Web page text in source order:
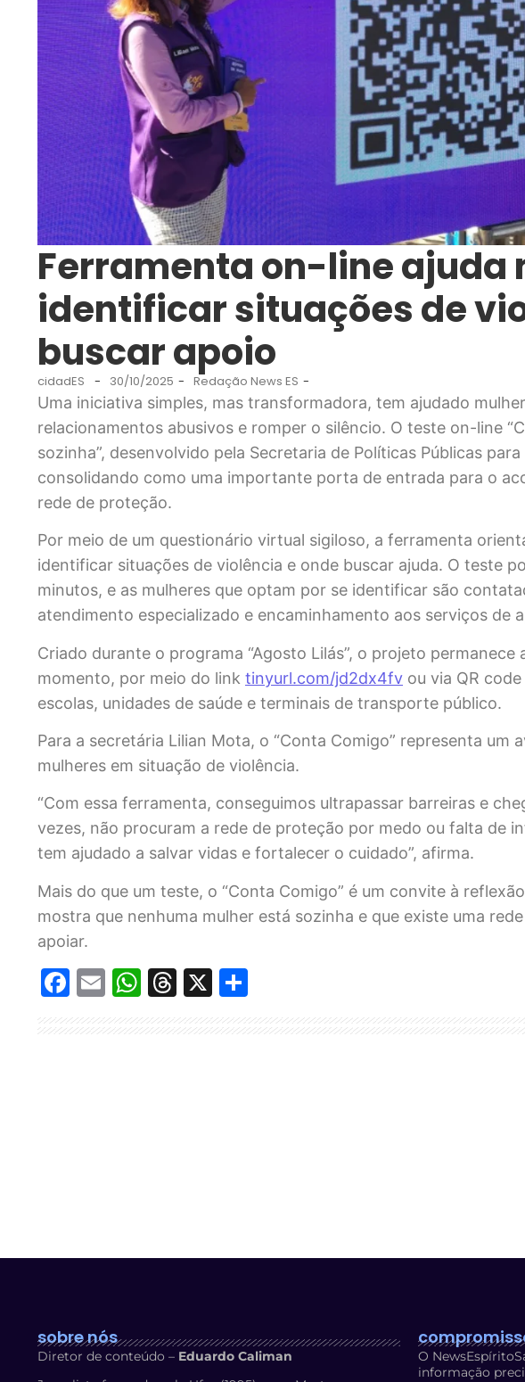
Ferramenta on-line ajuda
identificar situações de
buscar apoio
cidadES - 30/10/2025 - Redação News ES -
Uma iniciativa simples, mas transformadora, tem ajudado
relacionamentos abusivos e romper o silêncio. O teste on-line
sozinha”, desenvolvido pela Secretaria de Políticas Públicas
consolidando como uma importante porta de entrada para o
rede de proteção.
Por meio de um questionário virtual sigiloso, a ferramenta
identificar situações de violência e onde buscar ajuda. O teste
minutos, e as mulheres que optam por se identificar são
atendimento especializado e encaminhamento aos serviços de
Criado durante o programa “Agosto Lilás”, o projeto permanece
momento, por meio do link tinyurl.com/jd2dx4fv ou via QR
escolas, unidades de saúde e terminais de transporte público.
Para a secretária Lilian Mota, o “Conta Comigo” representa um
mulheres em situação de violência.
“Com essa ferramenta, conseguimos ultrapassar barreiras e
vezes, não procuram a rede de proteção por medo ou falta de
tem ajudado a salvar vidas e fortalecer o cuidado”, afirma.
Mais do que um teste, o “Conta Comigo” é um convite à
mostra que nenhuma mulher está sozinha e que existe uma
apoiar.
Facebook
EmailWhatsApp
Threads
X
sobre nós
Diretor de conteúdo – Eduardo Caliman
O
informação